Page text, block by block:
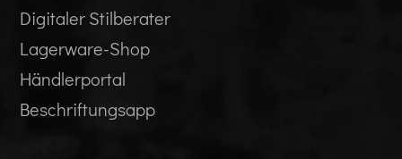
Digitaler Stilberater
Lagerware-Shop
Händlerportal
Beschriftungsapp